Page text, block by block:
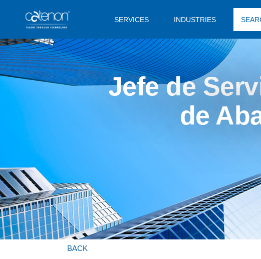
SERVICES INDUSTRIES
Jefe de
de
BACK